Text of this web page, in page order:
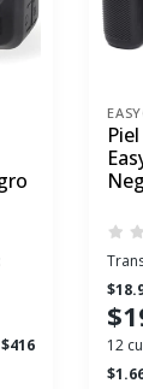
$416
12